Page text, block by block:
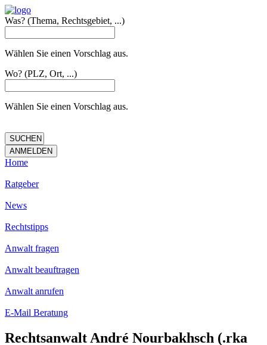
Was? (Thema, Rechtsgebiet, ...)
Wählen Sie einen Vorschlag aus.
Wo? (PLZ, Ort, ...)
Wählen Sie einen Vorschlag aus.
Home
Ratgeber
News
Rechtstipps
Anwalt fragen
Anwalt beauftragen
Anwalt anrufen
E-Mail Beratung
Rechtsanwalt André Nourbakhsch (.rka